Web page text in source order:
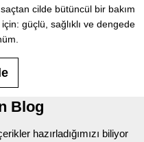
cilde bütüncül bir bakım
güçlü, sağlıklı ve dengede
Blog
hazırladığımızı biliyor